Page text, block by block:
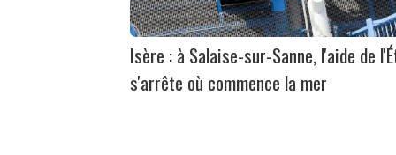
Isère : à Salaise-sur-Sanne, l'aide de
s'arrête où commence la mer